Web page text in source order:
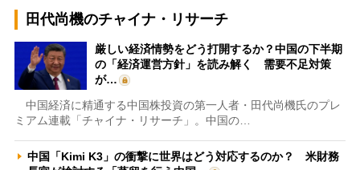
田代尚機のチャイナ・リサーチ
厳しい経済情勢をどう打開するか？中国の下半期
の「経済運営方針」を読み解く 需要不足対策
が…
中国経済に精通する中国株投資の第一人者・田代尚機氏のプレ
ミアム連載「チャイナ・リサーチ」。中国の…
中国「Kimi K3」の衝撃に世界はどう対応するのか？ 米財務